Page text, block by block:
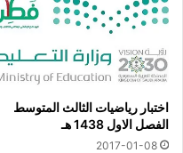
اختبار رياضيات الثالث المتوسط
الفصل الاول 1438 هـ
2017-01-08